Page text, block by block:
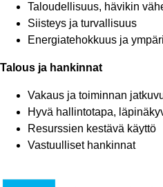
Taloudellisuus, hävikin
Siisteys ja turvallisuus
Energiatehokkuus ja
Talous ja hankinnat
Vakaus ja toiminnan
Hyvä hallintotapa,
Resurssien kestävä käyttö
Vastuulliset hankinnat